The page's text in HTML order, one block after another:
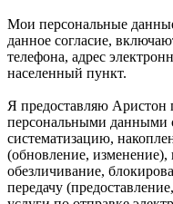
Мои персональные
данное согласие,
телефона, адрес
населенный пункт.
Я предоставляю Аристон
персональными данными
систематизацию,
(обновление, изменение),
обезличивание,
передачу